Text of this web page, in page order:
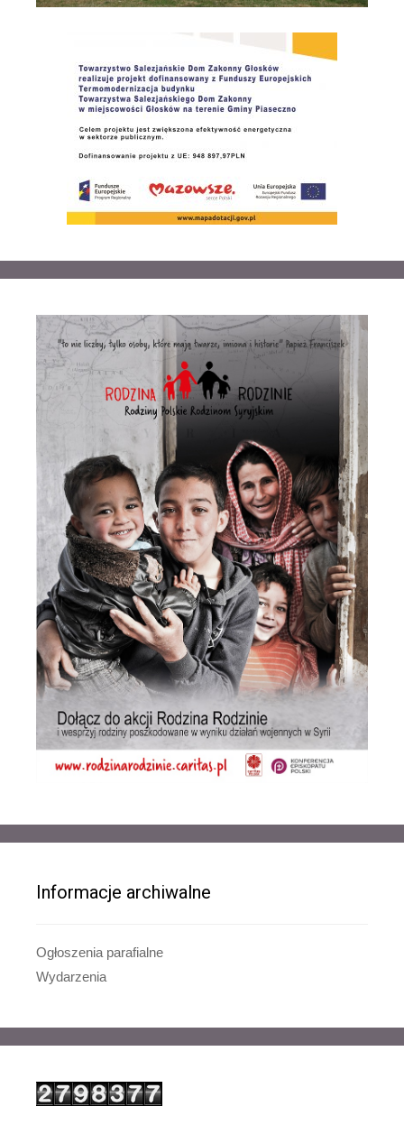
Informacje archiwalne
Ogłoszenia parafialne
Wydarzenia